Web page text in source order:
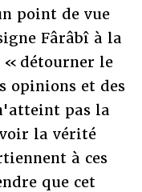
point de vue
Fârâbî à la
détourner le
opinions et des
pas la
la vérité
à ces
que cet